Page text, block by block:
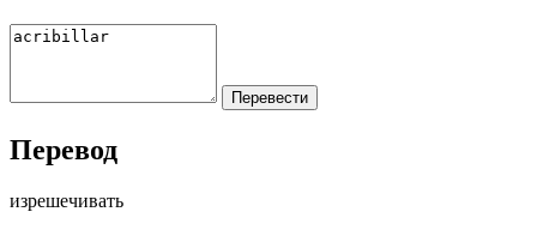
Перевод
изрешечивать